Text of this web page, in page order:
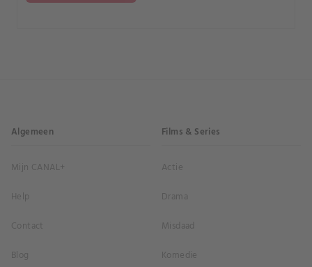
Algemeen
Mijn CANAL+
Help
Contact
Blog
Films & Series
Actie
Drama
Misdaad
Komedie